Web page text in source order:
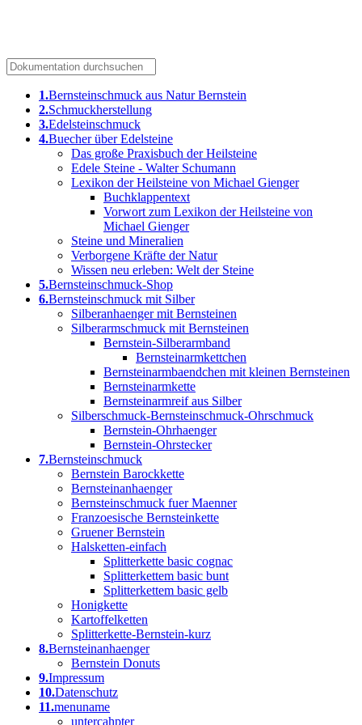
1.Bernsteinschmuck aus Natur Bernstein
2.Schmuckherstellung
3.Edelsteinschmuck
4.Buecher über Edelsteine
Das große Praxisbuch der Heilsteine
Edele Steine - Walter Schumann
Lexikon der Heilsteine von Michael Gienger
Buchklappentext
Vorwort zum Lexikon der Heilsteine von
Michael Gienger
Steine und Mineralien
Verborgene Kräfte der Natur
Wissen neu erleben: Welt der Steine
5.Bernsteinschmuck-Shop
6.Bernsteinschmuck mit Silber
Silberanhaenger mit Bernsteinen
Silberarmschmuck mit Bernsteinen
Bernstein-Silberarmband
Bernsteinarmkettchen
Bernsteinarmbaendchen mit kleinen Bernsteinen
Bernsteinarmkette
Bernsteinarmreif aus Silber
Silberschmuck-Bernsteinschmuck-Ohrschmuck
Bernstein-Ohrhaenger
Bernstein-Ohrstecker
7.Bernsteinschmuck
Bernstein Barockkette
Bernsteinanhaenger
Bernsteinschmuck fuer Maenner
Franzoesische Bernsteinkette
Gruener Bernstein
Halsketten-einfach
Splitterkette basic cognac
Splitterkettem basic bunt
Splitterkettem basic gelb
Honigkette
Kartoffelketten
Splitterkette-Bernstein-kurz
8.Bernsteinanhaenger
Bernstein Donuts
9.Impressum
10.Datenschutz
11.menuname
untercahpter